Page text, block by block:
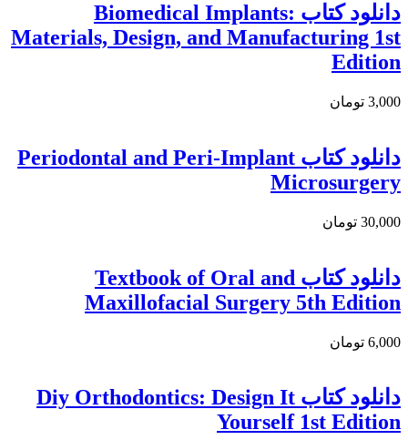
دانلود كتاب Biomedical Implants:
Materials, Design, and Manufacturing 1st
Edition
3,000 تومان
دانلود کتاب Periodontal and Peri-Implant
Microsurgery
30,000 تومان
دانلود كتاب Textbook of Oral and
Maxillofacial Surgery 5th Edition
6,000 تومان
دانلود کتاب Diy Orthodontics: Design It
Yourself 1st Edition